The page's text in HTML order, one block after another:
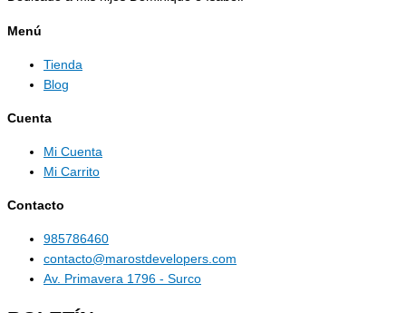
Menú
Tienda
Blog
Cuenta
Mi Cuenta
Mi Carrito
Contacto
985786460
contacto@marostdevelopers.com
Av. Primavera 1796 - Surco